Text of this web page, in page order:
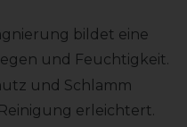
bildet eine
und Feuchtigkeit.
und Schlamm
erleichtert.